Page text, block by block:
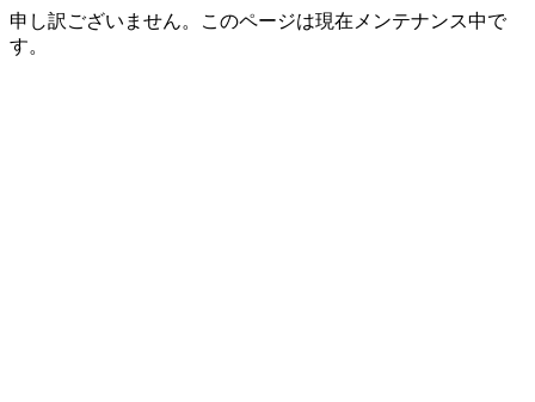
申し訳ございません。このページは現在メンテナンス中で
す。